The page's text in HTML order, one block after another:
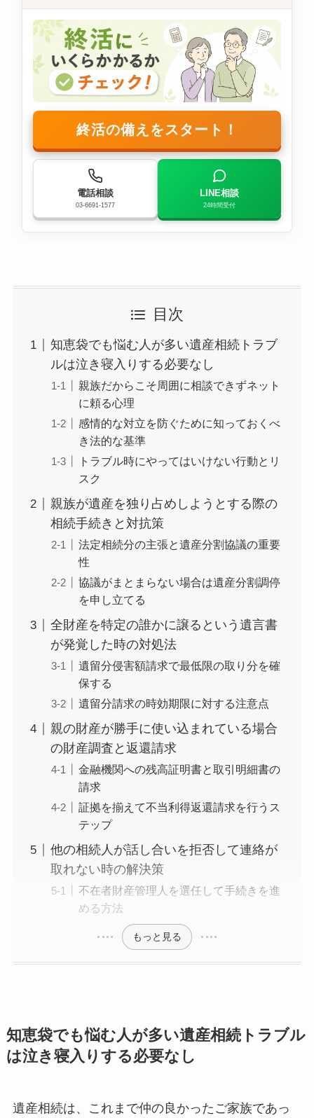
終活の備えをスタート！
電話相談
03-6691-1577
LINE相談
24時間受付
目次
知恵袋でも悩む人が多い遺産相続トラブ
ルは泣き寝入りする必要なし
親族だからこそ周囲に相談できずネット
に頼る心理
感情的な対立を防ぐために知っておくべ
き法的な基準
トラブル時にやってはいけない行動とリ
スク
親族が遺産を独り占めしようとする際の
相続手続きと対抗策
法定相続分の主張と遺産分割協議の重要
性
協議がまとまらない場合は遺産分割調停
を申し立てる
全財産を特定の誰かに譲るという遺言書
が発覚した時の対処法
遺留分侵害額請求で最低限の取り分を確
保する
遺留分請求の時効期限に対する注意点
親の財産が勝手に使い込まれている場合
の財産調査と返還請求
金融機関への残高証明書と取引明細書の
請求
証拠を揃えて不当利得返還請求を行うス
テップ
他の相続人が話し合いを拒否して連絡が
取れない時の解決策
不在者財産管理人を選任して手続きを進
める方法
もっと見る
知恵袋でも悩む人が多い遺産相続トラブル
は泣き寝入りする必要なし
遺産相続は、これまで仲の良かったご家族であっ